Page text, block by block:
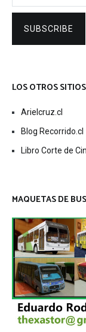
SUBSCRIBE
LOS OTROS
Arielcruz.cl
Blog Recorrido.cl
Libro Corte de
MAQUETAS DE